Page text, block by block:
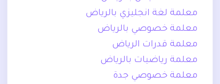
معلمة لغة انجليزي بالرياض
معلمة خصوصي بالرياض
معلمة قدرات الرياض
معلمة رياضيات بالرياض
معلمة خصوصي جدة